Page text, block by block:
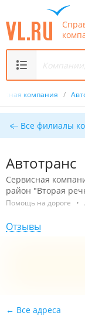
компания /
Все филиалы
Автотранс
Сервисная
район "Вторая
Помощь на дороге •
Отзывы
Все адреса